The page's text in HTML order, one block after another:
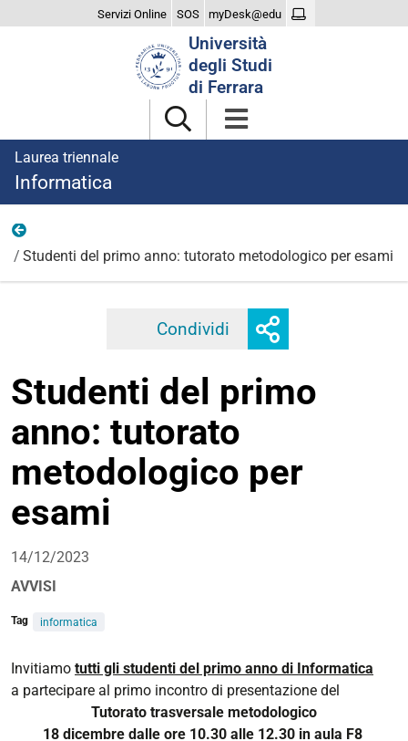
Servizi Online SOS myDesk@edu
Università
degli Studi
di Ferrara
Laurea triennale
Informatica
Studenti del primo anno: tutorato metodologico per esami
Condividi Facebook
opzioni
di
Studenti del primo
anno: tutorato
metodologico per
esami
14/12/2023
AVVISI
Tag informatica
Invitiamo tutti gli studenti del primo anno di Informatica
a partecipare al primo incontro di presentazione del
Tutorato trasversale metodologico
18 dicembre dalle ore 10.30 alle 12.30 in aula F8